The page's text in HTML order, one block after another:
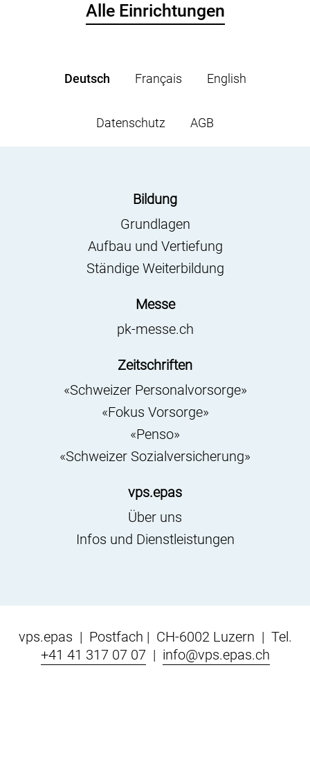
Alle Einrichtungen
Deutsch Français English
Datenschutz AGB
Bildung
Grundlagen
Aufbau und Vertiefung
Ständige Weiterbildung
Messe
pk-messe.ch
Zeitschriften
«Schweizer Personalvorsorge»
«Fokus Vorsorge»
«Penso»
«Schweizer Sozialversicherung»
vps.epas
Über uns
Infos und Dienstleistungen
vps.epas | Postfach | CH-6002 Luzern | Tel.
+41 41 317 07 07 | info@vps.epas.ch